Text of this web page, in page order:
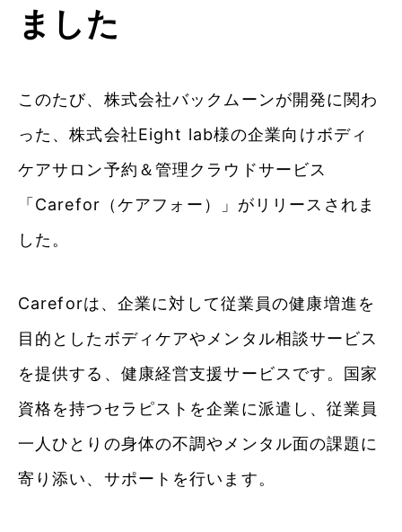
ました
このたび、株式会社バックムーンが開発に関わ
った、株式会社Eight lab様の企業向けボディ
ケアサロン予約＆管理クラウドサービス
「Carefor（ケアフォー）」がリリースされま
した。
Careforは、企業に対して従業員の健康増進を
目的としたボディケアやメンタル相談サービス
を提供する、健康経営支援サービスです。国家
資格を持つセラピストを企業に派遣し、従業員
一人ひとりの身体の不調やメンタル面の課題に
寄り添い、サポートを行います。